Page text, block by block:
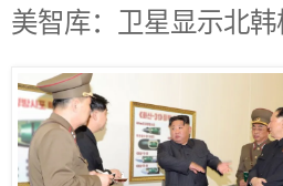
美智库：卫星显示北